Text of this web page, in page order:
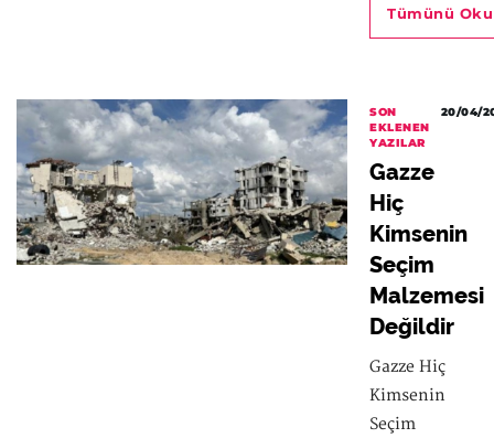
Tümünü Oku
SON
EKLENEN
YAZILAR
20/04/
Gazze
Hiç
Kimsenin
Seçim
Malzemesi
Değildir
Gazze Hiç
Kimsenin
Seçim